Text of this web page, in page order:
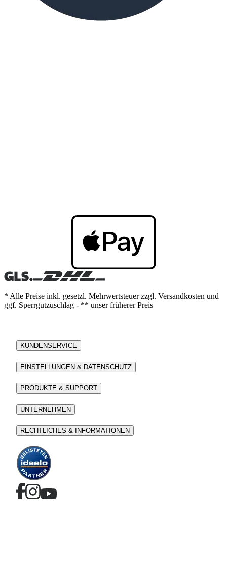
* Alle Preise inkl. gesetzl. Mehrwertsteuer zzgl. Versandkosten und
ggf. Sperrgutzuschlag - ** unser früherer Preis
KUNDENSERVICE
EINSTELLUNGEN & DATENSCHUTZ
PRODUKTE & SUPPORT
UNTERNEHMEN
RECHTLICHES & INFORMATIONEN